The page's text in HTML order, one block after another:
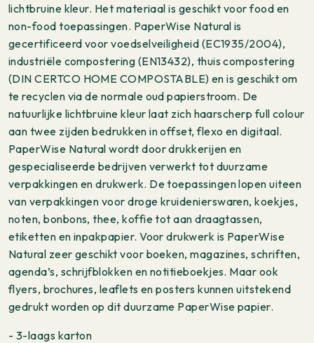
lichtbruine kleur. Het materiaal is geschikt voor food en
non-food toepassingen. PaperWise Natural is
gecertificeerd voor voedselveiligheid (EC1935/2004),
industriële compostering (EN13432), thuis compostering
(DIN CERTCO HOME COMPOSTABLE) en is geschikt om
te recyclen via de normale oud papierstroom. De
natuurlijke lichtbruine kleur laat zich haarscherp full colour
aan twee zijden bedrukken in offset, flexo en digitaal.
PaperWise Natural wordt door drukkerijen en
gespecialiseerde bedrijven verwerkt tot duurzame
verpakkingen en drukwerk. De toepassingen lopen uiteen
van verpakkingen voor droge kruidenierswaren, koekjes,
noten, bonbons, thee, koffie tot aan draagtassen,
etiketten en inpakpapier. Voor drukwerk is PaperWise
Natural zeer geschikt voor boeken, magazines, schriften,
agenda’s, schrijfblokken en notitieboekjes. Maar ook
flyers, brochures, leaflets en posters kunnen uitstekend
gedrukt worden op dit duurzame PaperWise papier.
- 3-laags karton